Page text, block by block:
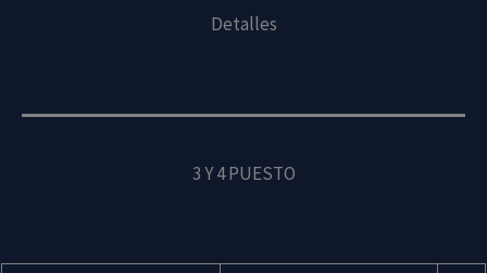
Detalles
3 Y 4 PUESTO